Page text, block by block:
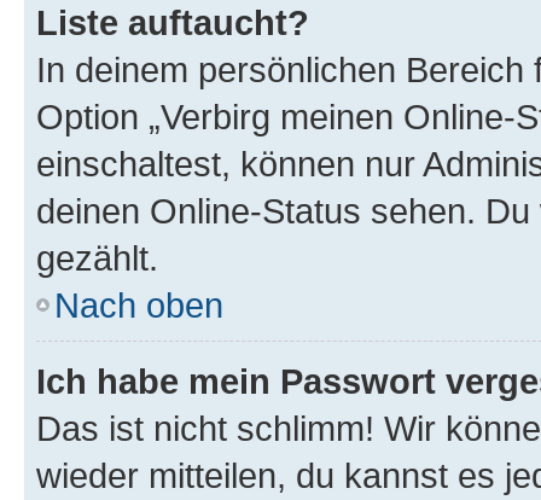
Liste auftaucht?
In deinem persönlichen
Option „Verbirg meinen Online-
einschaltest, können nur
deinen Online-Status sehen.
gezählt.
Nach oben
Ich habe mein Passwort
Das ist nicht schlimm! Wir
wieder mitteilen, du kannst es